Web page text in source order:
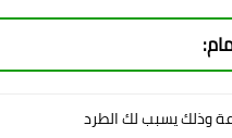
وذلك يسبب لك الطرد